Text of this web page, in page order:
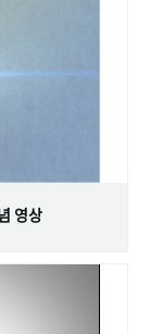
영상